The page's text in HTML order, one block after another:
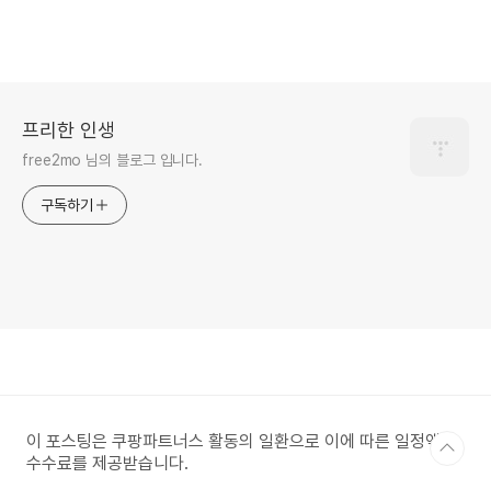
프리한 인생
free2mo 님의 블로그 입니다.
구독하기
이 포스팅은 쿠팡파트너스 활동의 일환으로 이에 따른 일정액의
수수료를 제공받습니다.